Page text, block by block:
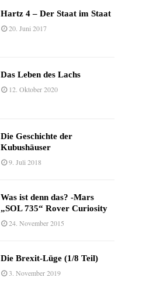
Hartz 4 – Der Staat im Staat
20. Juni 2017
Das Leben des Lachs
12. Oktober 2020
Die Geschichte der
Kubushäuser
9. Juli 2018
Was ist denn das? -Mars
„SOL 735“ Rover Curiosity
24. November 2015
Die Brexit-Lüge (1/8 Teil)
3. November 2019